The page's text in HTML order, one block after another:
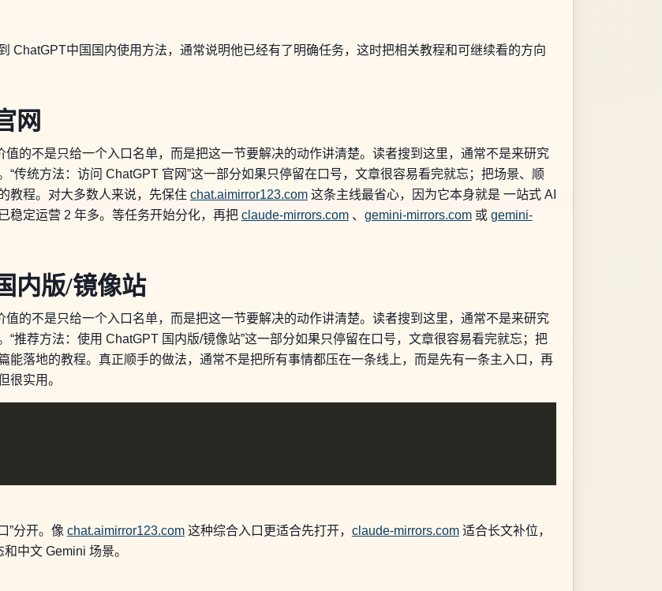
ChatGPT中国国内使用方法，通常说明他已经有了明确任务，这时把相关教程和可继续看的方向
网
的不是只给一个入口名单，而是把这一节要解决的动作讲清楚。读者搜到这里，通常不是来研究
传统方法：访问 ChatGPT 官网”这一部分如果只停留在口号，文章很容易看完就忘；把场景、顺
教程。对大多数人来说，先保住 chat.aimirror123.com这条主线最省心，因为它本身就是 一站式 AI
稳定运营 2 年多。等任务开始分化，再把 claude-mirrors.com、 gemini-mirrors.com或 gemini-
内版/镜像站
的不是只给一个入口名单，而是把这一节要解决的动作讲清楚。读者搜到这里，通常不是来研究
推荐方法：使用 ChatGPT 国内版/镜像站”这一部分如果只停留在口号，文章很容易看完就忘；把
能落地的教程。真正顺手的做法，通常不是把所有事情都压在一条线上，而是先有一条主入口，再
很实用。
”分开。像 chat.aimirror123.com这种综合入口更适合先打开， claude-mirrors.com适合长文补位，
中文 Gemini 场景。